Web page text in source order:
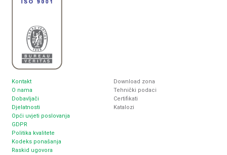
Kontakt
O nama
Dobavljači
Djelatnosti
Opći uvjeti poslovanja
GDPR
Politika kvalitete
Kodeks ponašanja
Raskid ugovora
Download zona
Tehnički podaci
Certifikati
Katalozi